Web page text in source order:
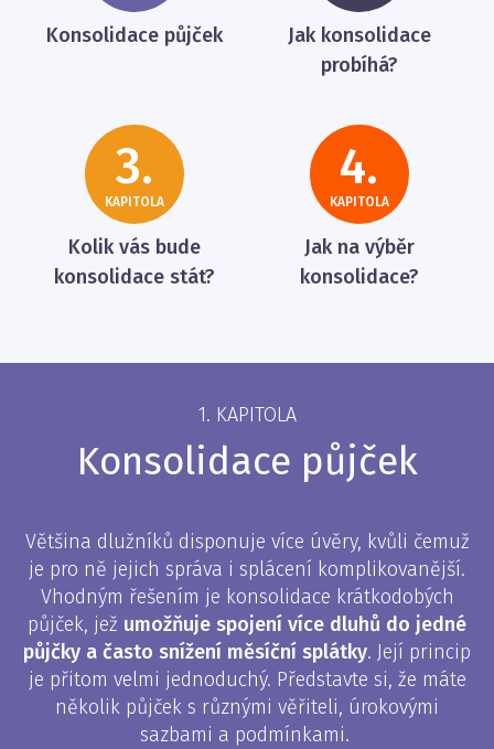
Konsolidace půjček
Jak konsolidace
probíhá?
3.
KAPITOLA
Kolik vás bude
konsolidace stát?
4.
KAPITOLA
Jak na výběr
konsolidace?
1. KAPITOLA
Konsolidace půjček
Většina dlužníků disponuje více úvěry, kvůli čemuž
je pro ně jejich správa i splácení komplikovanější.
Vhodným řešením je konsolidace krátkodobých
půjček, jež umožňuje spojení více dluhů do jedné
půjčky a často snížení měsíční splátky. Její princip
je přitom velmi jednoduchý. Představte si, že máte
několik půjček s různými věřiteli, úrokovými
sazbami a podmínkami.